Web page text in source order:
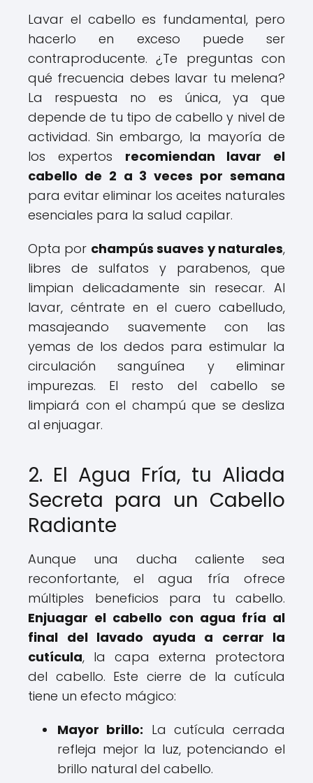
Lavar el cabello es fundamental, pero
hacerlo en exceso puede ser
contraproducente. ¿Te preguntas con
qué frecuencia debes lavar tu melena?
La respuesta no es única, ya que
depende de tu tipo de cabello y nivel de
actividad. Sin embargo, la mayoría de
los expertos recomiendan lavar el
cabello de 2 a 3 veces por semana
para evitar eliminar los aceites naturales
esenciales para la salud capilar.
Opta por champús suaves y naturales,
libres de sulfatos y parabenos, que
limpian delicadamente sin resecar. Al
lavar, céntrate en el cuero cabelludo,
masajeando suavemente con las
yemas de los dedos para estimular la
circulación sanguínea y eliminar
impurezas. El resto del cabello se
limpiará con el champú que se desliza
al enjuagar.
2. El Agua Fría, tu Aliada
Secreta para un Cabello
Radiante
Aunque una ducha caliente sea
reconfortante, el agua fría ofrece
múltiples beneficios para tu cabello.
Enjuagar el cabello con agua fría al
final del lavado ayuda a cerrar la
cutícula, la capa externa protectora
del cabello. Este cierre de la cutícula
tiene un efecto mágico:
Mayor brillo: La cutícula cerrada
refleja mejor la luz, potenciando el
brillo natural del cabello.